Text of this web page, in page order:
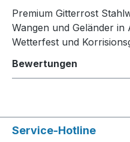
Premium Gitterrost
Wangen und Geländer in
Wetterfest und
Bewertungen
Service-Hotline